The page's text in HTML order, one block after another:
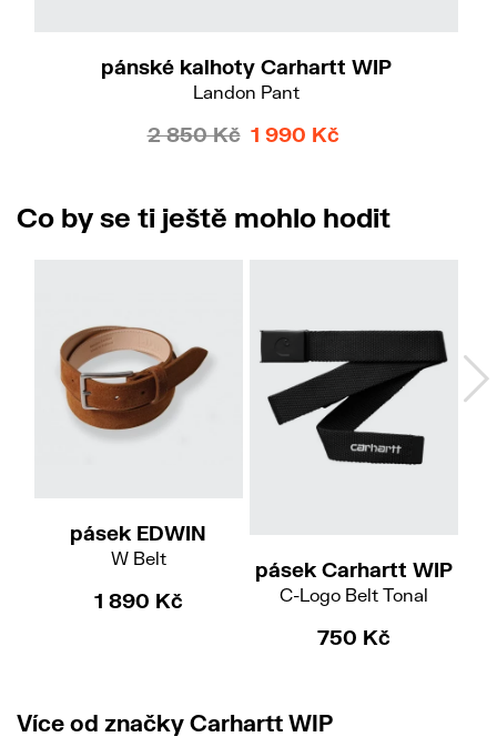
pánské kalhoty Carhartt WIP
Landon Pant
2 850 Kč 1 990 Kč
Co by se ti ještě mohlo hodit
pásek EDWIN
W Belt
1 890 Kč
pásek Carhartt WIP
C-Logo Belt Tonal
750 Kč
Více od značky Carhartt WIP